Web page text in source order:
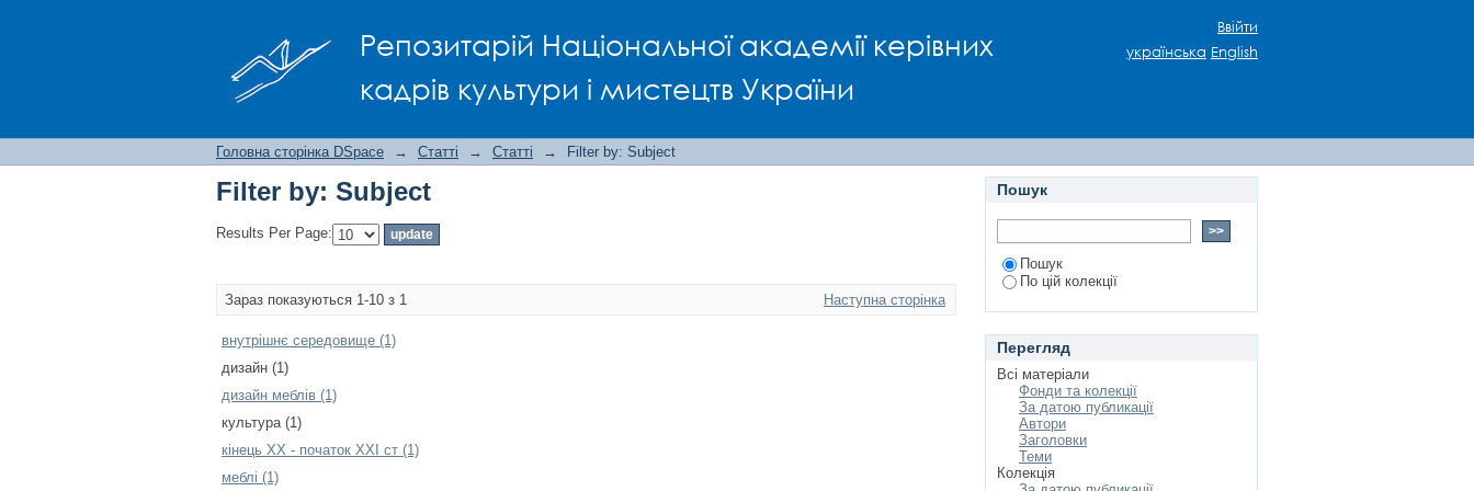
Репозитарій Національної академії керівних
кадрів культури і мистецтв України
Ввійти
українська English
Головна сторінка DSpace → Статті → Статті → Filter by: Subject
Filter by: Subject
Results Per Page:
Зараз показуються 1-10 з 1 Наступна сторінка
внутрішнє середовище (1)
дизайн (1)
дизайн меблів (1)
культура (1)
кінець ХХ - початок ХХІ ст (1)
меблі (1)
Пошук
Пошук
По цій колекції
Перегляд
Всі матеріали
Фонди та колекції
За датою публикації
Автори
Заголовки
Теми
Колекція